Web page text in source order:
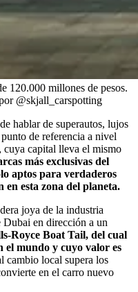
120.000 millones de pesos.
@skjall_carspotting
hablar de superautos, lujos
de referencia a nivel
cuya capital lleva el mismo
más exclusivas del
aptos para verdaderos
esta zona del planeta.
joya de la industria
Dubai en dirección a un
Royce Boat Tail, del cual
el mundo y cuyo valor es
cambio local supera los
en el carro nuevo